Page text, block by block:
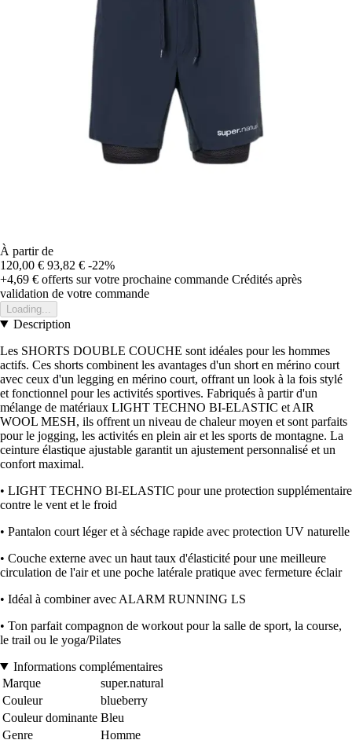
À partir de
120,00 € 93,82 € -22%
+4,69 € offerts sur votre prochaine commande Crédités après
validation de votre commande
Loading...
Description
Les SHORTS DOUBLE COUCHE sont idéales pour les hommes
actifs. Ces shorts combinent les avantages d'un short en mérino court
avec ceux d'un legging en mérino court, offrant un look à la fois stylé
et fonctionnel pour les activités sportives. Fabriqués à partir d'un
mélange de matériaux LIGHT TECHNO BI-ELASTIC et AIR
WOOL MESH, ils offrent un niveau de chaleur moyen et sont parfaits
pour le jogging, les activités en plein air et les sports de montagne. La
ceinture élastique ajustable garantit un ajustement personnalisé et un
confort maximal.
• LIGHT TECHNO BI-ELASTIC pour une protection supplémentaire
contre le vent et le froid
• Pantalon court léger et à séchage rapide avec protection UV naturelle
• Couche externe avec un haut taux d'élasticité pour une meilleure
circulation de l'air et une poche latérale pratique avec fermeture éclair
• Idéal à combiner avec ALARM RUNNING LS
• Ton parfait compagnon de workout pour la salle de sport, la course,
le trail ou le yoga/Pilates
Informations complémentaires
Marque
super.natural
Couleur
blueberry
Couleur dominante Bleu
Genre
Homme